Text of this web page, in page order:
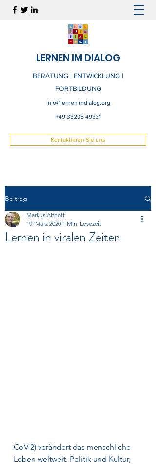
LERNEN IM DIALOG
BERATUNG | ENTWICKLUNG |
FORTBILDUNG
info@lernenimdialog.org
+49 33205 49331
Kontaktieren Sie uns
Beitrag
Lernen in viralen Zeiten
Markus Althoff
19. März 2020 1 Min. Lesezeit
CoV-2) verändert das menschliche
Leben weltweit. Politik und Kultur,